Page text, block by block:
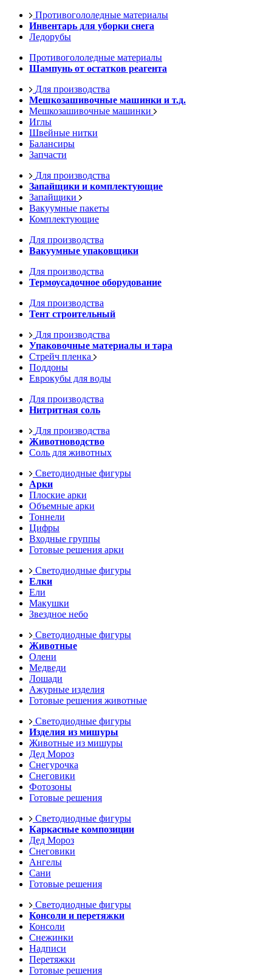
Противогололедные материалы
Инвентарь для уборки снега
Ледорубы
Противогололедные материалы
Шампунь от остатков реагента
Для производства
Мешкозашивочные машинки и т.д.
Мешкозашивочные машинки
Иглы
Швейные нитки
Балансиры
Запчасти
Для производства
Запайщики и комплектующие
Запайщики
Вакуумные пакеты
Комплектующие
Для производства
Вакуумные упаковщики
Для производства
Термоусадочное оборудование
Для производства
Тент строительный
Для производства
Упаковочные материалы и тара
Стрейч пленка
Поддоны
Еврокубы для воды
Для производства
Нитритная соль
Для производства
Животноводство
Соль для животных
Светодиодные фигуры
Арки
Плоские арки
Объемные арки
Тоннели
Цифры
Входные группы
Готовые решения арки
Светодиодные фигуры
Елки
Ели
Макушки
Звездное небо
Светодиодные фигуры
Животные
Олени
Медведи
Лошади
Ажурные изделия
Готовые решения животные
Светодиодные фигуры
Изделия из мишуры
Животные из мишуры
Дед Мороз
Снегурочка
Снеговики
Фотозоны
Готовые решения
Светодиодные фигуры
Каркасные композиции
Дед Мороз
Снеговики
Ангелы
Сани
Готовые решения
Светодиодные фигуры
Консоли и перетяжки
Консоли
Снежинки
Надписи
Перетяжки
Готовые решения